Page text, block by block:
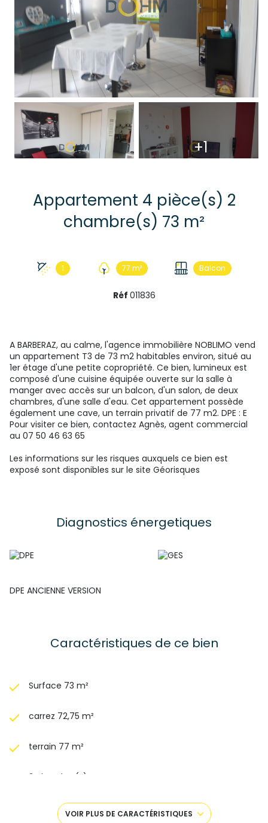
+1
Appartement 4 pièce(s) 2
chambre(s) 73 m²
1 77 m² Balcon
Réf 011836
A BARBERAZ, au calme, l'agence immobilière NOBLIMO vend
un appartement T3 de 73 m2 habitables environ, situé au
1er étage d'une petite copropriété. Ce bien, lumineux est
composé d'une cuisine équipée ouverte sur la salle à
manger avec accès sur un balcon, d'un salon, de deux
chambres, d'une salle d'eau. Cet appartement possède
également une cave, un terrain privatif de 77 m2. DPE : E
Pour visiter ce bien, contactez Agnès, agent commercial
au 07 50 46 63 65
Les informations sur les risques auxquels ce bien est
exposé sont disponibles sur le site Géorisques
Diagnostics énergetiques
DPE ANCIENNE VERSION
Caractéristiques de ce bien
Surface 73 m²
carrez 72,75 m²
terrain 77 m²
2 chambre(s)
1 salle(s) d'eau
VOIR PLUS DE CARACTÉRISTIQUES